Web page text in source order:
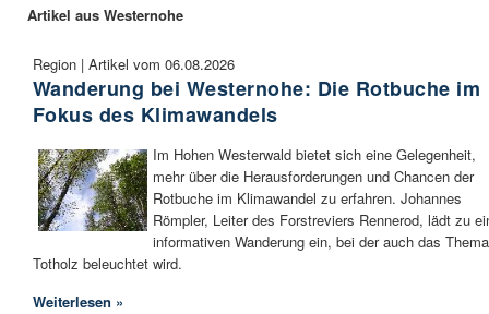
Artikel aus Westernohe
Region | Artikel vom 06.08.2026
Wanderung bei Westernohe: Die Rotbuche im
Fokus des Klimawandels
Im Hohen Westerwald bietet sich eine Gelegenheit,
mehr über die Herausforderungen und Chancen der
Rotbuche im Klimawandel zu erfahren. Johannes
Römpler, Leiter des Forstreviers Rennerod, lädt zu
informativen Wanderung ein, bei der auch das Thema
Totholz beleuchtet wird.
Weiterlesen »